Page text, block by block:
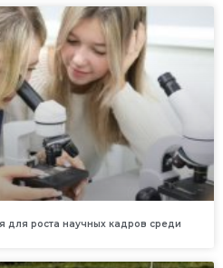
для роста научных кадров среди